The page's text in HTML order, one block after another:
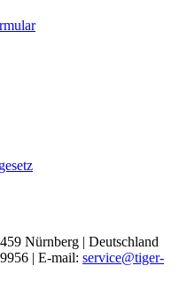
Nürnberg | Deutschland
| E-mail: service@tiger-